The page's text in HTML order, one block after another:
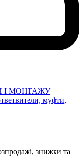
І МОНТАЖУ
муфти,
знижки та